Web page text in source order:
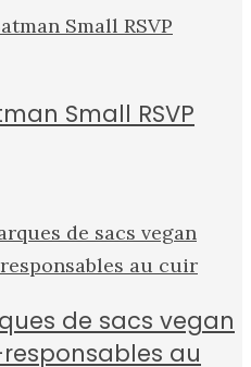
Small RSVP
de sacs vegan
au